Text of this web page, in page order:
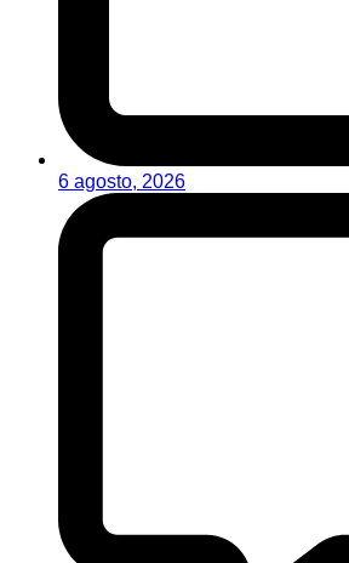
6 agosto, 2026